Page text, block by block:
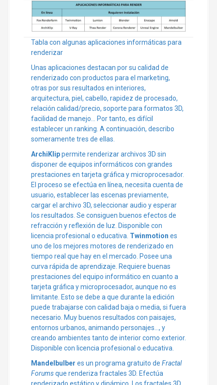
Tabla con algunas aplicaciones informáticas para
renderizar
Unas aplicaciones destacan por su calidad de
renderizado con productos para el marketing,
otras por sus resultados en interiores,
arquitectura, piel, cabello, rapidez de procesado,
relación calidad/precio, soporte para formatos 3D,
facilidad de manejo… Por tanto, es difícil
establecer un ranking. A continuación, describo
someramente tres de ellas.
ArchiKlippermite renderizar archivos 3D sin
disponer de equipos informáticos con grandes
prestaciones en tarjeta gráfica y microprocesador.
El proceso se efectúa en línea, necesita cuenta de
usuario, establecer las escenas previamente,
cargar el archivo 3D, seleccionar audio y esperar
los resultados. Se consiguen buenos efectos de
refracción y reflexión de luz. Disponible con
licencia profesional o educativa. Twinmotion es
uno de los mejores motores de renderizado en
tiempo real que hay en el mercado. Posee una
curva rápida de aprendizaje. Requiere buenas
prestaciones del equipo informático en cuanto a
tarjeta gráfica y microprocesador, aunque no es
limitante. Esto se debe a que durante la edición
puede trabajarse con calidad baja o media, si fuera
necesario. Muy buenos resultados con paisajes,
entornos urbanos, animando personajes…, y
creando ambientes tanto de interior como exterior.
Disponible con licencia profesional o educativa.
Mandelbulber es un programa gratuito de Fractal
Forumsque renderiza fractales 3D. Efectúa